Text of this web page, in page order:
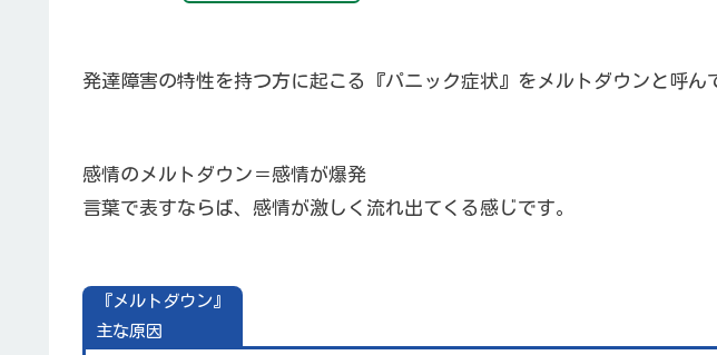
発達障害の特性を持つ方に起こる『パニック症状』をメルトダウンと呼ん
感情のメルトダウン＝感情が爆発
言葉で表すならば、感情が激しく流れ出てくる感じです。
『メルトダウン』
主な原因